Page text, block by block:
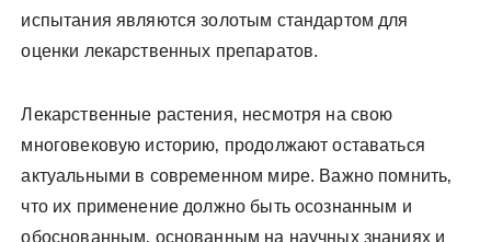
испытания являются золотым стандартом для
оценки лекарственных препаратов.
Лекарственные растения‚ несмотря на свою
многовековую историю‚ продолжают оставаться
актуальными в современном мире. Важно помнить‚
что их применение должно быть осознанным и
обоснованным‚ основанным на научных знаниях и